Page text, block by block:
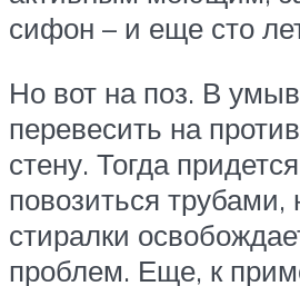
сифон – и еще сто
Но вот на поз. В
перевесить на
стену. Тогда
повозиться трубами,
стиралки
проблем. Еще, к